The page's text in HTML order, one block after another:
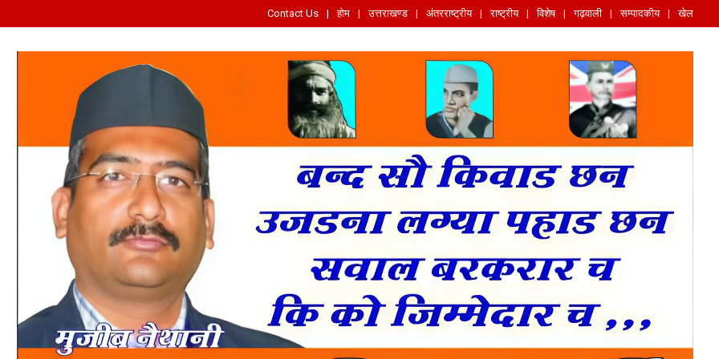
Contact Us होम उत्तराखण्ड अंतरराष्ट्रीय राष्ट्रीय विशेष गढ़वाली सम्पादकीय खेल